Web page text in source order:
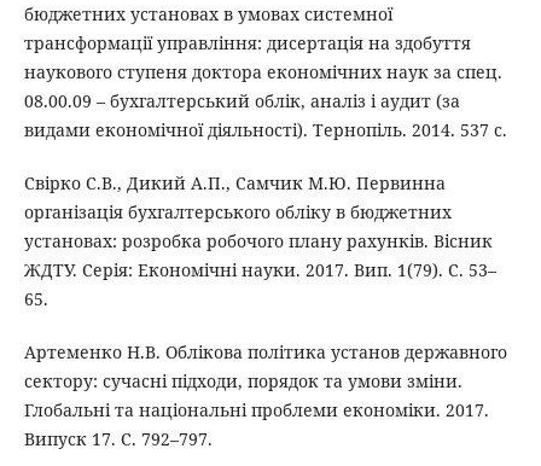
бюджетних установах в умовах системної
трансформації управління: дисертація на здобуття
наукового ступеня доктора економічних наук за спец.
08.00.09 – бухгалтерський облік, аналіз і аудит (за
видами економічної діяльності). Тернопіль. 2014. 537 с.
Свірко С.В., Дикий А.П., Самчик М.Ю. Первинна
організація бухгалтерського обліку в бюджетних
установах: розробка робочого плану рахунків. Вісник
ЖДТУ. Серія: Економічні науки. 2017. Вип. 1(79). С. 53–
65.
Артеменко Н.В. Облікова політика установ державного
сектору: сучасні підходи, порядок та умови зміни.
Глобальні та національні проблеми економіки. 2017.
Випуск 17. С. 792–797.